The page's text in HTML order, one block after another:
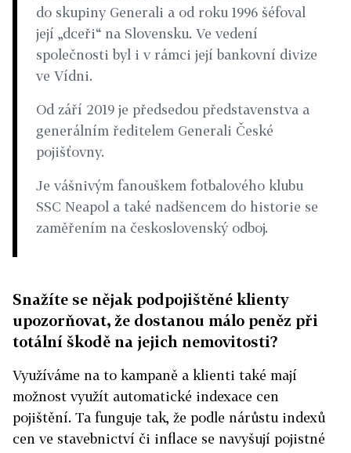
do skupiny Generali a od roku 1996 šéfoval
její „dceři“ na Slovensku. Ve vedení
společnosti byl i v rámci její bankovní divize
ve Vídni.
Od září 2019 je předsedou představenstva a
generálním ředitelem Generali České
pojišťovny.
Je vášnivým fanouškem fotbalového klubu
SSC Neapol a také nadšencem do historie se
zaměřením na československý odboj.
Snažíte se nějak podpojištěné klienty
upozorňovat, že dostanou málo peněz při
totální škodě na jejich nemovitosti?
Využíváme na to kampaně a klienti také mají
možnost využít automatické indexace cen
pojištění. Ta funguje tak, že podle nárůstu indexů
cen ve stavebnictví či inflace se navyšují pojistné